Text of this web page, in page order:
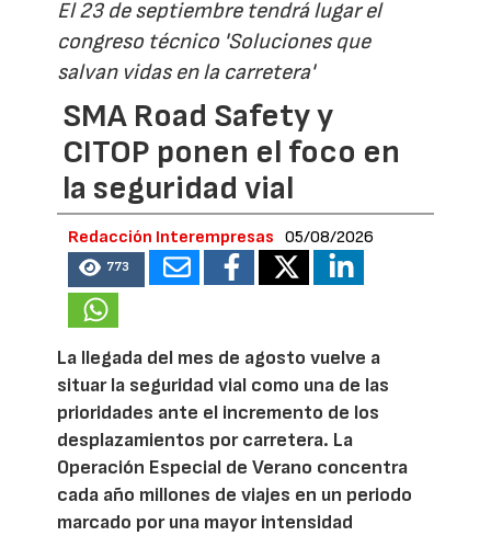
El 23 de septiembre tendrá lugar el
congreso técnico 'Soluciones que
salvan vidas en la carretera'
SMA Road Safety y
CITOP ponen el foco en
la seguridad vial
Redacción Interempresas 05/08/2026
773
La llegada del mes de agosto vuelve a
situar la seguridad vial como una de las
prioridades ante el incremento de los
desplazamientos por carretera. La
Operación Especial de Verano concentra
cada año millones de viajes en un periodo
marcado por una mayor intensidad